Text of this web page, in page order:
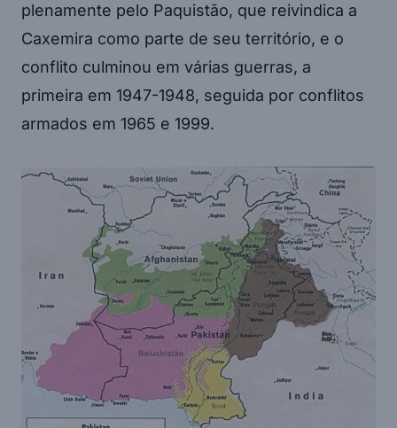
plenamente pelo Paquistão, que reivindica a
Caxemira como parte de seu território, e o
conflito culminou em várias guerras, a
primeira em 1947-1948, seguida por conflitos
armados em 1965 e 1999.